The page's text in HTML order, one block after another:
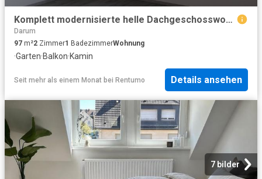
Komplett modernisierte helle Dachgeschosswohnung mit Balkon in guter, ruhiger Si.
Darum
97 m²2 Zimmer1 BadezimmerWohnung
·Garten·Balkon·Kamin
Seit mehr als einem Monat bei Rentumo Details ansehen
7 bilder